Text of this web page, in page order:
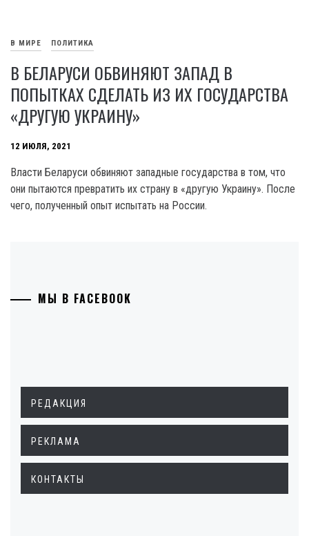
В МИРЕ ПОЛИТИКА
В БЕЛАРУСИ ОБВИНЯЮТ ЗАПАД В
ПОПЫТКАХ СДЕЛАТЬ ИЗ ИХ ГОСУДАРСТВА
«ДРУГУЮ УКРАИНУ»
12 ИЮЛЯ, 2021
Власти Беларуси обвиняют западные государства в том, что
они пытаются превратить их страну в «другую Украину». После
чего, полученный опыт испытать на России.
МЫ В FACEBOOK
РЕДАКЦИЯ
РЕКЛАМА
КОНТАКТЫ